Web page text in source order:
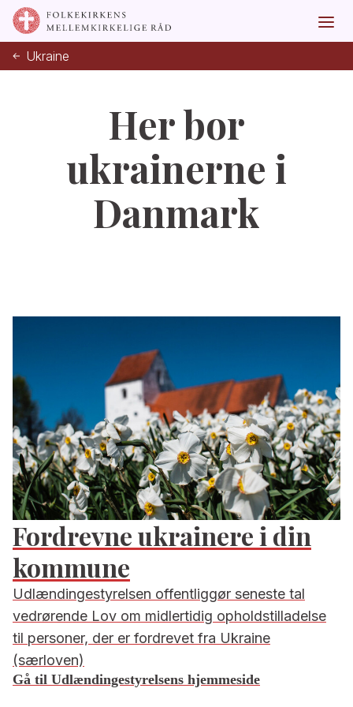
Ukraine
Her bor
ukrainerne i
Danmark
Fordrevne ukrainere i din
kommune
Udlændingestyrelsen offentliggør seneste tal
vedrørende Lov om midlertidig opholdstilladelse
til personer, der er fordrevet fra Ukraine
(særloven)
Gå til Udlændingestyrelsens hjemmeside